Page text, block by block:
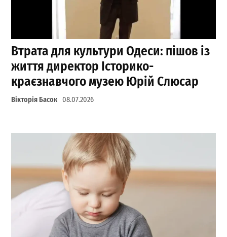
Втрата для культури Одеси: пішов із
життя директор Історико-
краєзнавчого музею Юрій Слюсар
Вікторія Басок 08.07.2026